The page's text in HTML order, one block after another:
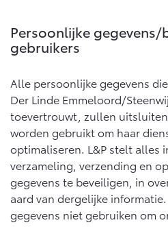
Vanaf € 37.500,-
Proace Max (excl. BTW)
OOK ALS BATTERIJ-
ELEKTRISCH
Persoonlijke gegevens/
gebruikers
Alle persoonlijke gegevens
Der Linde Emmeloord/
toevertrouwt, zullen
worden gebruikt om haar
optimaliseren. L&P stelt alles
verzameling, verzending en
gegevens te beveiligen, in
aard van dergelijke
gegevens niet gebruiken om